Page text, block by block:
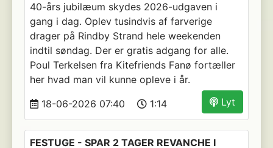
40-års jubilæum skydes 2026-udgaven i
gang i dag. Oplev tusindvis af farverige
drager på Rindby Strand hele weekenden
indtil søndag. Der er gratis adgang for alle.
Poul Terkelsen fra Kitefriends Fanø fortæller
her hvad man vil kunne opleve i år.
Lyt
18-06-2026 07:40 1:14
FESTUGE - SPAR 2 TAGER REVANCHE I